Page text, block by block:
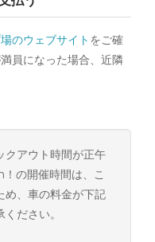
のウェブサイト をご確
員になった場合、近隣
クアウト時間が正午
の開催時間は、こ
め、車の料金が下記
ださい。